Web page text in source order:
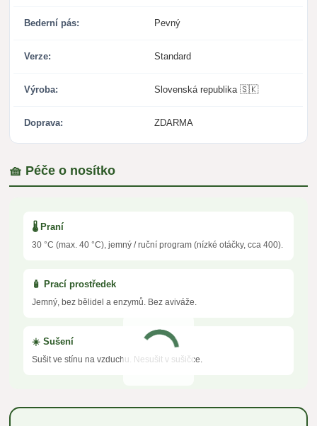
Bederní pás: Pevný
Verze: Standard
Výroba: Slovenská republika 🇸🇰
Doprava: ZDARMA
🧺 Péče o nosítko
🌡️ Praní
30 °C (max. 40 °C), jemný / ruční program (nízké otáčky, cca 400).
🧴 Prací prostředek
Jemný, bez bělidel a enzymů. Bez aviváže.
☀️ Sušení
Sušit ve stínu na vzduchu. Nesušit v sušičce.